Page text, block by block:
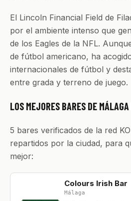
El Lincoln Financial Field de
por el ambiente intenso que
de los Eagles de la NFL.
de fútbol americano, ha
internacionales de fútbol y
entre grada y terreno de juego.
LOS MEJORES BARES DE
5 bares verificados de la red
repartidos por la ciudad, para
mejor:
Colours Irish Bar
Málaga